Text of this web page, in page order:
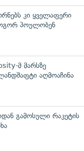
კი ყველაფერი
პოულობენ
მ მარსზე
აღმოაჩინა
გამოსული რაკეტის